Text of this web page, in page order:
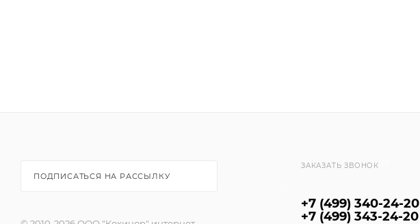
ПОДПИСАТЬСЯ НА РАССЫЛКУ
ЗАКАЗАТЬ ЗВОНОК
+7 (499) 340-24-20
+7 (499) 343-24-20